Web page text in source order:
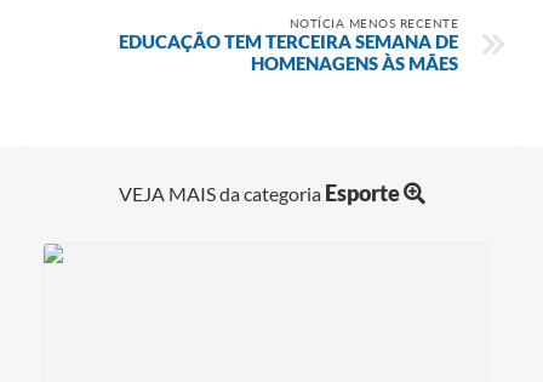
NOTÍCIA MENOS RECENTE
EDUCAÇÃO TEM TERCEIRA SEMANA DE
HOMENAGENS ÀS MÃES
VEJA MAIS da categoria Esporte